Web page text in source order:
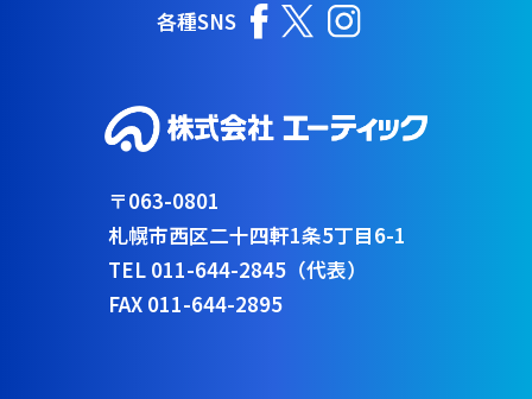
各種SNS
〒063-0801
札幌市西区二十四軒1条5丁目6-1
TEL 011-644-2845（代表）
FAX 011-644-2895